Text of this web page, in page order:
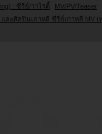
: ซีรี่ย์/วาไรตี้
MV/PV/Teaser
และศิลปินเกาหลี ซีรี่ย์เกาหลี MV